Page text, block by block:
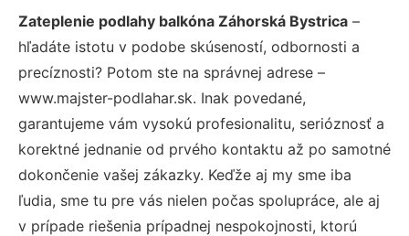
Zateplenie podlahy balkóna Záhorská Bystrica –
hľadáte istotu v podobe skúseností, odbornosti a
precíznosti? Potom ste na správnej adrese –
www.majster-podlahar.sk. Inak povedané,
garantujeme vám vysokú profesionalitu, serióznosť a
korektné jednanie od prvého kontaktu až po samotné
dokončenie vašej zákazky. Keďže aj my sme iba
ľudia, sme tu pre vás nielen počas spolupráce, ale aj
v prípade riešenia prípadnej nespokojnosti, ktorú